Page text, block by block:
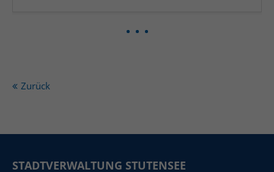
Zurück
STADTVERWALTUNG STUTENSEE